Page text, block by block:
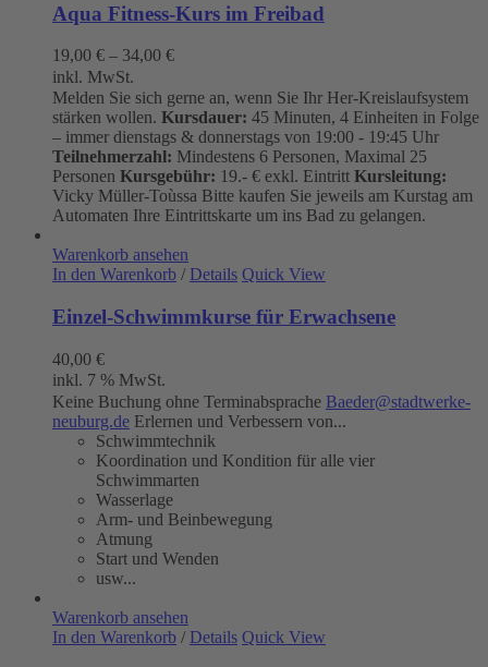
Aqua Fitness-Kurs im Freibad
19,00 € – 34,00 €
inkl. MwSt.
Melden Sie sich gerne an, wenn Sie Ihr Her-Kreislaufsystem
stärken wollen. Kursdauer: 45 Minuten, 4 Einheiten in Folge
– immer dienstags & donnerstags von 19:00 - 19:45 Uhr
Teilnehmerzahl: Mindestens 6 Personen, Maximal 25
Personen Kursgebühr: 19.- € exkl. Eintritt Kursleitung:
Vicky Müller-Toùssa Bitte kaufen Sie jeweils am Kurstag am
Automaten Ihre Eintrittskarte um ins Bad zu gelangen.
Warenkorb ansehen
In den Warenkorb / Details Quick View
Einzel-Schwimmkurse für Erwachsene
40,00 €
inkl. 7 % MwSt.
Keine Buchung ohne Terminabsprache Baeder@stadtwerke-
neuburg.de Erlernen und Verbessern von...
Schwimmtechnik
Koordination und Kondition für alle vier
Schwimmarten
Wasserlage
Arm- und Beinbewegung
Atmung
Start und Wenden
usw...
Warenkorb ansehen
In den Warenkorb / Details Quick View